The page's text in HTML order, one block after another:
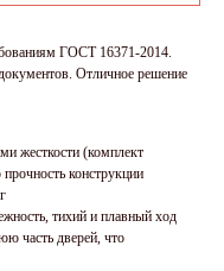
ГОСТ 16371-2014.
Отличное решение
жесткости (комплект
конструкции
тихий и плавный ход
часть дверей, что